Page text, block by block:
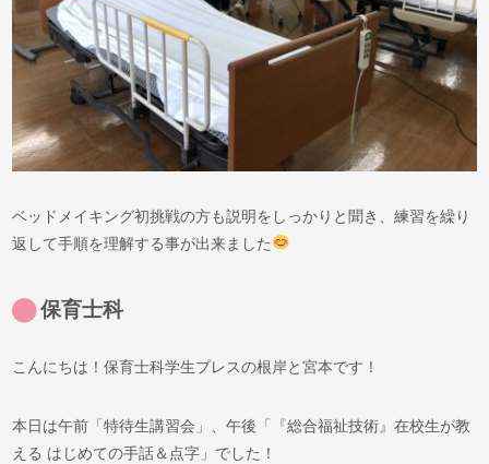
ベッドメイキング初挑戦の方も説明をしっかりと聞き、練習を繰り
返して手順を理解する事が出来ました
保育士科
こんにちは！保育士科学生プレスの根岸と宮本です！
本日は午前「特待生講習会」、午後「『総合福祉技術』在校生が教
える はじめての手話＆点字」でした！